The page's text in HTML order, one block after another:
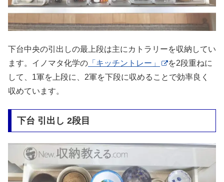
下台中央の引出しの最上段は主にカトラリーを収納してい
ます。イノマタ化学の 「キッチントレー」
を2段重ねに
して、1軍を上段に、2軍を下段に収めることで効率良く
収めています。
下台 引出し 2段目